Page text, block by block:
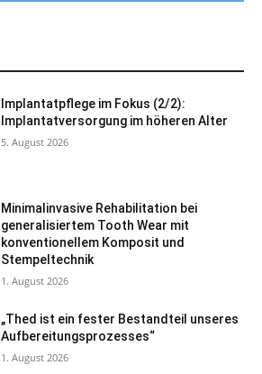
Implantatpflege im Fokus (2/2):
Implantatversorgung im höheren Alter
5. August 2026
Minimalinvasive Rehabilitation bei
generalisiertem Tooth Wear mit
konventionellem Komposit und
Stempeltechnik
1. August 2026
„Thed ist ein fester Bestandteil unseres
Aufbereitungsprozesses“
1. August 2026